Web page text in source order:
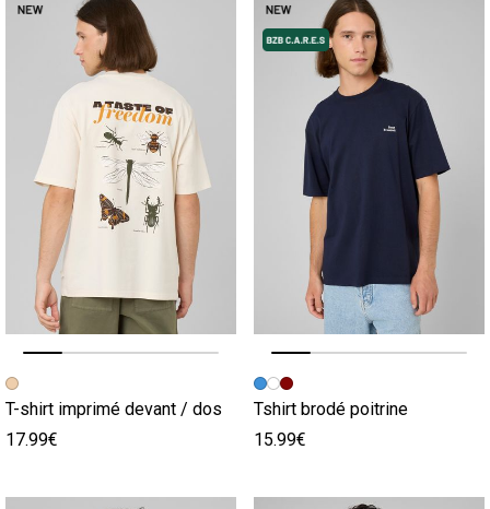
Image précédente
Image suivante
T-shirt imprimé devant / dos
17.99€
Image précédente
Image suivante
Tshirt brodé poitrine
15.99€